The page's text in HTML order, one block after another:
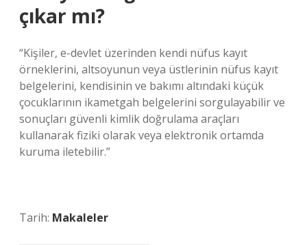
çıkar mı?
“Kişiler, e-devlet üzerinden kendi nüfus kayıt
örneklerini, altsoyunun veya üstlerinin nüfus kayıt
belgelerini, kendisinin ve bakımı altındaki küçük
çocuklarının ikametgah belgelerini sorgulayabilir ve
sonuçları güvenli kimlik doğrulama araçları
kullanarak fiziki olarak veya elektronik ortamda
kuruma iletebilir.”
Tarih: Makaleler